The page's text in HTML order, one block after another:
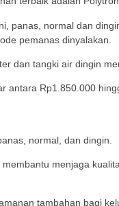
panas, normal dan
pemanas dinyalakan.
dan tangki air dingin
antara Rp1.850.000
normal, dan dingin.
menjaga
tambahan bagi